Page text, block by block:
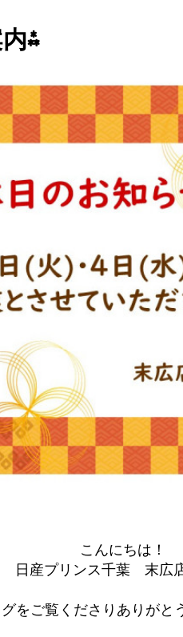
⁂
こんにちは！
日産プリンス千葉 末広
をご覧くださりありがと